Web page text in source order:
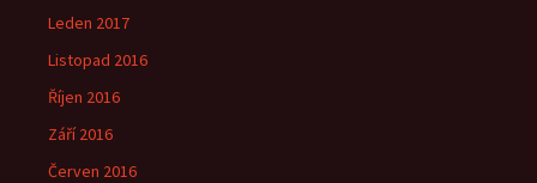
Leden 2017
Listopad 2016
Říjen 2016
Září 2016
Červen 2016